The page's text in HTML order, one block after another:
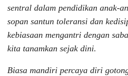
sentral dalam pendidikan anak-
sopan santun toleransi dan
kebiasaan mengantri dengan
kita tanamkan sejak dini.
Biasa mandiri percaya diri